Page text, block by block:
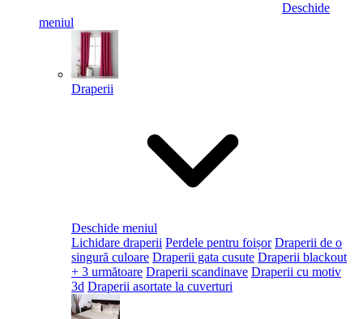
Deschide
meniul
Draperii
Deschide meniul
Lichidare draperii Perdele pentru foișor Draperii de o
singură culoare Draperii gata cusute Draperii blackout
+ 3 următoare Draperii scandinave Draperii cu motiv
3d Draperii asortate la cuverturi